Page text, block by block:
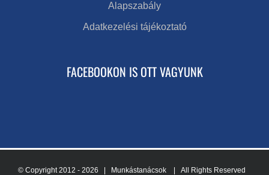
Alapszabály
Adatkezelési tájékoztató
FACEBOOKON IS OTT VAGYUNK
© Copyright 2012 - 2026 | Munkástanácsok | All Rights Reserved